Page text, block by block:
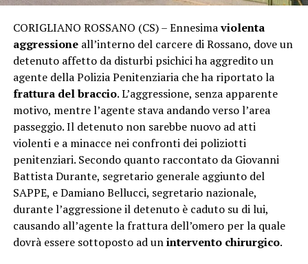
CORIGLIANO ROSSANO (CS) – Ennesimaviolenta
aggressioneall’interno del carcere di Rossano, dove un
detenuto affetto da disturbi psichici ha aggredito un
agente della Polizia Penitenziaria che ha riportato la
frattura del braccio. L’aggressione, senza apparente
motivo, mentre l’agente stava andando verso l’area
passeggio. Il detenuto non sarebbe nuovo ad atti
violenti e a minacce nei confronti dei poliziotti
penitenziari. Secondo quanto raccontato da Giovanni
Battista Durante, segretario generale aggiunto del
SAPPE, e Damiano Bellucci, segretario nazionale,
durante l’aggressione il detenuto è caduto su di lui,
causando all’agente la frattura dell’omero per la quale
dovrà essere sottoposto ad unintervento chirurgico.